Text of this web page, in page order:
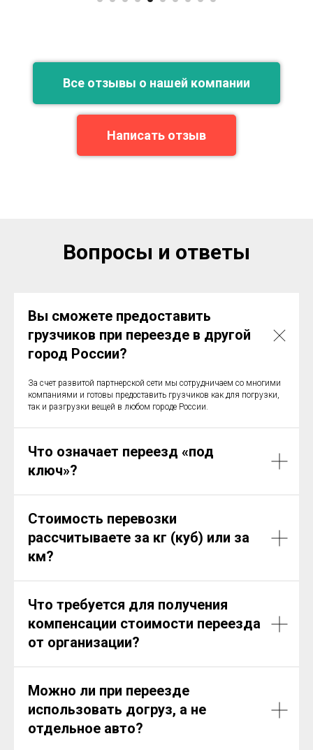
Все отзывы о нашей компании
Написать отзыв
Вопросы и ответы
Вы сможете предоставить
грузчиков при переезде в другой
город России?
За счет развитой партнерской сети мы сотрудничаем со многими
компаниями и готовы предоставить грузчиков как для погрузки,
так и разгрузки вещей в любом городе России.
Что означает переезд «под
ключ»?
Стоимость перевозки
рассчитываете за кг (куб) или за
км?
Что требуется для получения
компенсации стоимости переезда
от организации?
Можно ли при переезде
использовать догруз, а не
отдельное авто?